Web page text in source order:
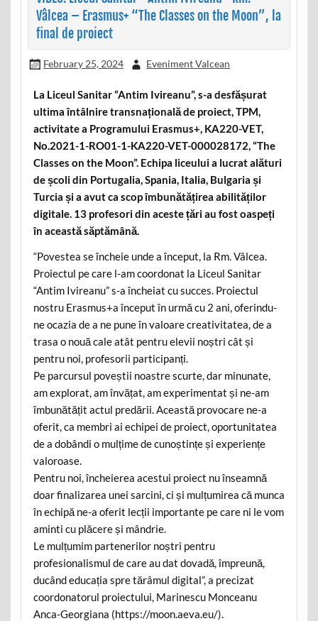
Vâlcea – Erasmus+ “The Classes on the Moon”, la
final de proiect
February 25, 2024 Eveniment Valcean
La Liceul Sanitar “Antim Ivireanu”, s-a desfășurat
ultima întâlnire transnațională de proiect, TPM,
activitate a Programului Erasmus+, KA220-VET,
No.2021-1-RO01-1-KA220-VET-000028172, “The
Classes on the Moon”. Echipa liceului a lucrat alături
de școli din Portugalia, Spania, Italia, Bulgaria și
Turcia și a avut ca scop îmbunătățirea abilităților
digitale. 13 profesori din aceste țări au fost oaspeți
în această săptămână.
“Povestea se încheie unde a început, la Rm. Vâlcea.
Proiectul pe care l-am coordonat la Liceul Sanitar
“Antim Ivireanu” s-a încheiat cu succes. Proiectul
nostru Erasmus+a început în urmă cu 2 ani, oferindu-
ne ocazia de a ne pune în valoare creativitatea, de a
trasa o nouă cale atât pentru elevii noștri cât și
pentru noi, profesorii participanți.
Pe parcursul poveștii noastre scurte, dar minunate,
am explorat, am învățat, am experimentat și ne-am
îmbunătățit actul predării. Această provocare ne-a
oferit, ca membri ai echipei de proiect, oportunitatea
de a dobândi o mulțime de cunoștințe și experiențe
valoroase.
Pentru noi, încheierea acestui proiect nu înseamnă
doar finalizarea unei sarcini, ci și mulțumirea că munca
în echipă ne-a oferit lecții importante pe care ni le vom
aminti cu plăcere și mândrie.
Le mulțumim partenerilor noștri pentru
profesionalismul de care au dat dovadă, împreună,
ducând educația spre tărâmul digital”, a precizat
coordonatorul proiectului, Marinescu Monceanu
Anca-Georgiana (https://moon.aeva.eu/).